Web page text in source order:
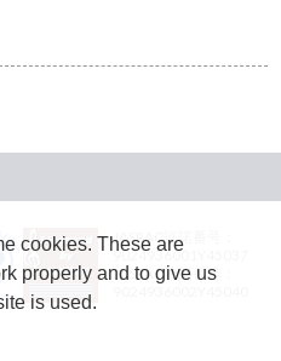
JASRAC許諾番号：
9024936001Y45037
JASRAC許諾番号：
cookies. These are
properly and to give us
is used.